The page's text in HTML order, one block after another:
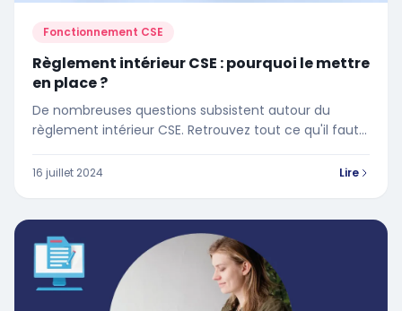
Fonctionnement CSE
Règlement intérieur CSE : pourquoi le mettre
en place ?
De nombreuses questions subsistent autour du
règlement intérieur CSE. Retrouvez tout ce qu'il faut
article
16 juillet 2024 Lire